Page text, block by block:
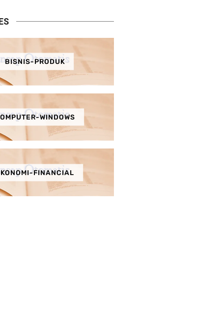
BISNIS-PRODUK
WINDOWS
FINANCIAL